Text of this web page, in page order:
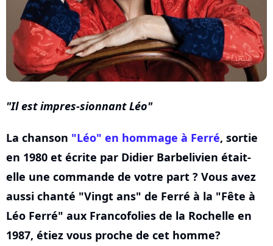
Il est impres-sionnant Léo
La chanson "Léo" en hommage à Ferré, sortie
en 1980 et écrite par Didier Barbelivien était-
elle une commande de votre part ? Vous avez
aussi chanté "Vingt ans" de Ferré à la "Fête à
Léo Ferré" aux Francofolies de la Rochelle en
1987, étiez vous proche de cet homme?